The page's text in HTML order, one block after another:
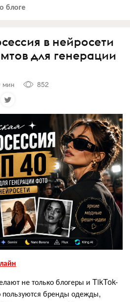
о блоге
в нейросети
для генерации
мин
852
не только блогеры и TikTok-
пользуются бренды одежды,